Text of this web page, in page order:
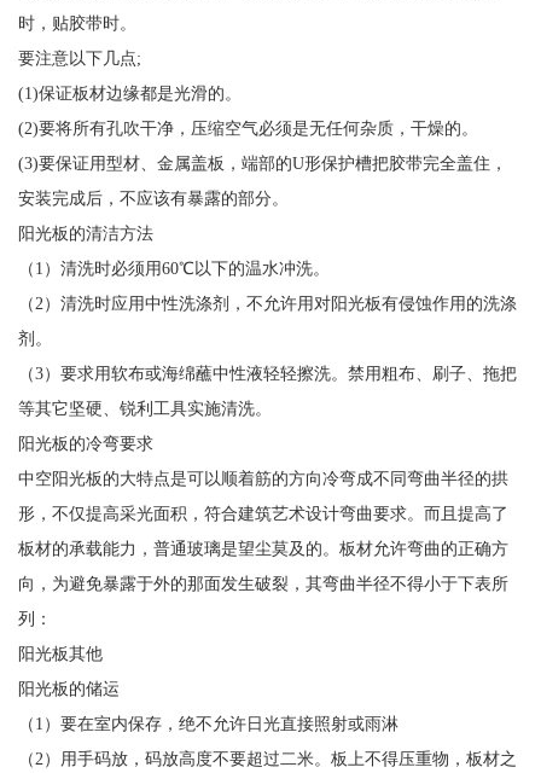
时，贴胶带时。
要注意以下几点;
(1)保证板材边缘都是光滑的。
(2)要将所有孔吹干净，压缩空气必须是无任何杂质，干燥的。
(3)要保证用型材、金属盖板，端部的U形保护槽把胶带完全盖住，
安装完成后，不应该有暴露的部分。
阳光板的清洁方法
（1）清洗时必须用60℃以下的温水冲洗。
（2）清洗时应用中性洗涤剂，不允许用对阳光板有侵蚀作用的洗涤
剂。
（3）要求用软布或海绵蘸中性液轻轻擦洗。禁用粗布、刷子、拖把
等其它坚硬、锐利工具实施清洗。
阳光板的冷弯要求
中空阳光板的大特点是可以顺着筋的方向冷弯成不同弯曲半径的拱
形，不仅提高采光面积，符合建筑艺术设计弯曲要求。而且提高了
板材的承载能力，普通玻璃是望尘莫及的。板材允许弯曲的正确方
向，为避免暴露于外的那面发生破裂，其弯曲半径不得小于下表所
列：
阳光板其他
阳光板的储运
（1）要在室内保存，绝不允许日光直接照射或雨淋
（2）用手码放，码放高度不要超过二米。板上不得压重物，板材之